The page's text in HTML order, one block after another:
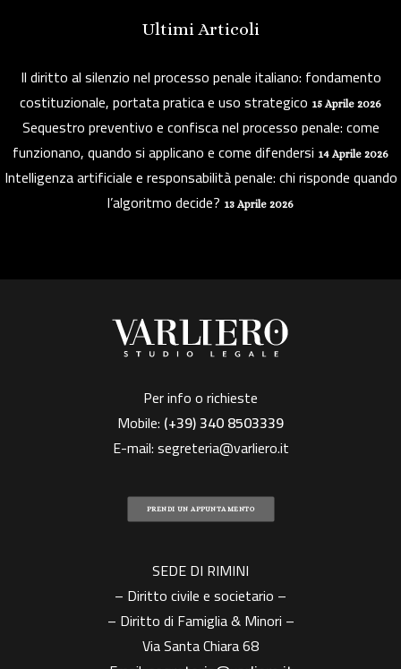
Ultimi Articoli
Il diritto al silenzio nel processo penale italiano: fondamento
costituzionale, portata pratica e uso strategico 15 Aprile 2026
Sequestro preventivo e confisca nel processo penale: come
funzionano, quando si applicano e come difendersi 14 Aprile 2026
Intelligenza artificiale e responsabilità penale: chi risponde quando
l’algoritmo decide? 13 Aprile 2026
Per info o richieste
Mobile: (+39)340 8503339
E-mail:segreteria@varliero.it
PRENDI UN APPUNTAMENTO
SEDE DI RIMINI
– Diritto civile e societario –
– Diritto di Famiglia & Minori –
Via Santa Chiara 68